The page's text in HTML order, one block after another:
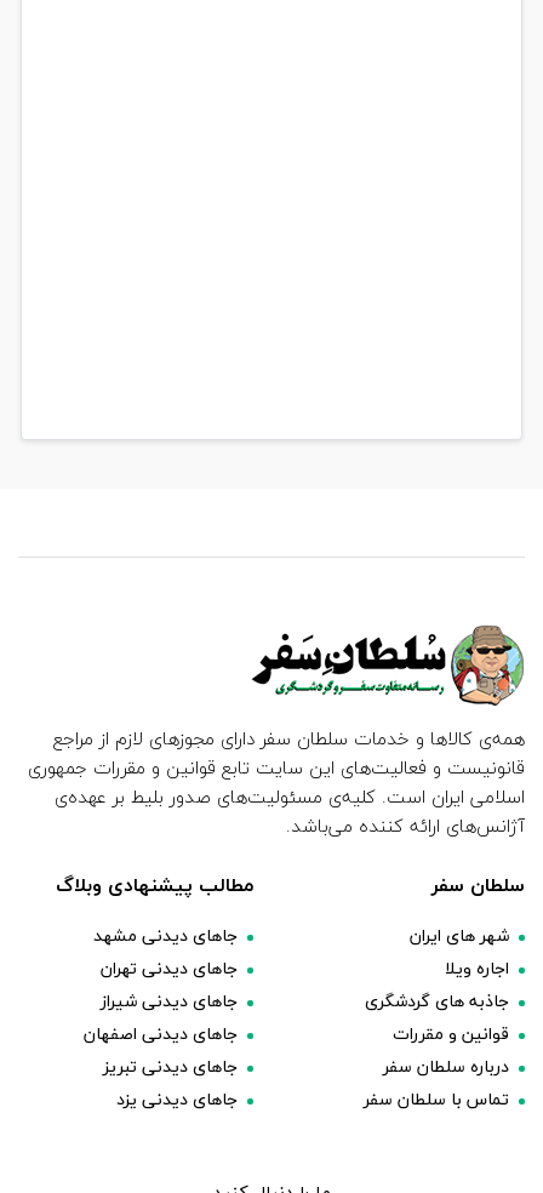
همه‌ی کالاها و خدمات سلطان سفر دارای مجوزهای لازم از مراجع
قانونیست و فعالیت‌های این سایت تابع قوانین و مقررات جمهوری
اسلامی ایران است. کلیه‌ی مسئولیت‌های صدور بلیط بر عهده‌ی
آژانس‌های ارائه کننده می‌باشد.
سلطان سفر
شهر های ایران
اجاره ویلا
جاذبه های گردشگری
قوانین و مقررات
درباره سلطان سفر
تماس با سلطان سفر
مطالب پیشنهادی وبلاگ
جاهای دیدنی مشهد
جاهای دیدنی تهران
جاهای دیدنی شیراز
جاهای دیدنی اصفهان
جاهای دیدنی تبریز
جاهای دیدنی یزد